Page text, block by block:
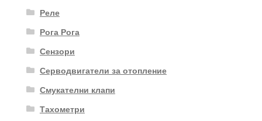
Реле
Рога Рога
Сензори
Серводвигатели за отопление
Смукателни клапи
Тахометри